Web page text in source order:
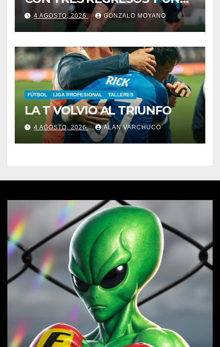
BAJA OBLIGADA
4 AGOSTO, 2026 GONZALO MOYANO
FÚTBOL LIGA PROFESIONAL TALLERES
LA T VOLVIO AL TRIUNFO
4 AGOSTO, 2026 ALAN VARCHUCO